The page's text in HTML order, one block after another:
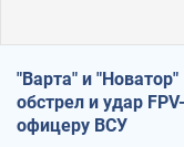
"Варта" и
обстрел и удар
офицеру ВСУ